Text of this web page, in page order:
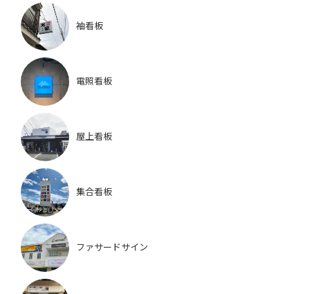
袖看板
電照看板
屋上看板
集合看板
ファサードサイン